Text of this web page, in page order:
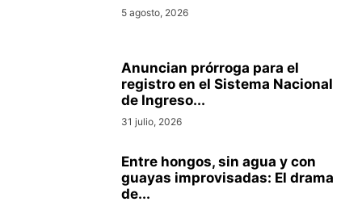
5 agosto, 2026
Anuncian prórroga para el
registro en el Sistema Nacional
de Ingreso...
31 julio, 2026
Entre hongos, sin agua y con
guayas improvisadas: El drama
de...